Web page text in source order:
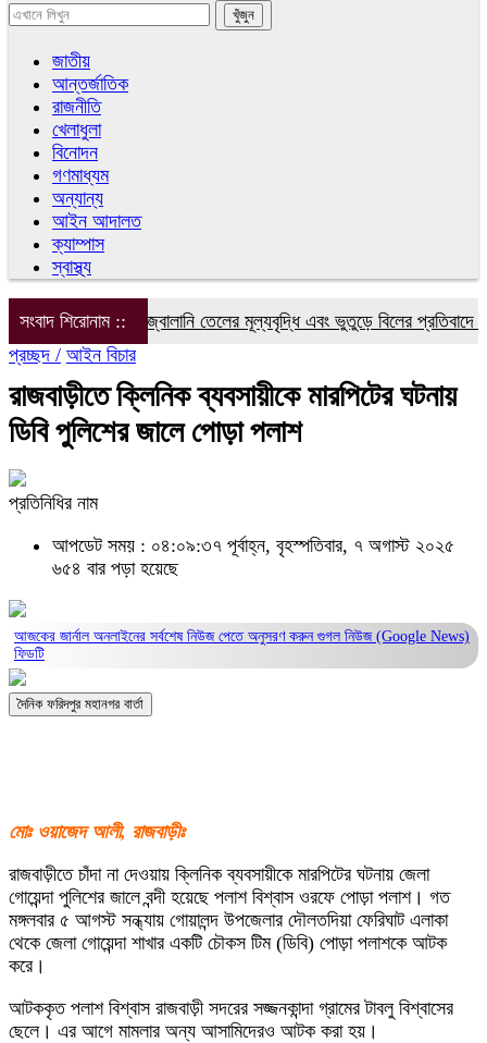
জাতীয়
আন্তর্জাতিক
রাজনীতি
খেলাধুলা
বিনোদন
গণমাধ্যম
অন্যান্য
আইন আদালত
ক্যাম্পাস
স্বাস্থ্য
সংবাদ শিরোনাম ::
বিদ্যুৎ, গ্যাস ও জ্বালানি তেলের মূল্যবৃদ্ধি এবং ভুতুড়ে বিলের প্রতিবাদে
প্রচ্ছদ / আইন বিচার
রাজবাড়ীতে ক্লিনিক ব্যবসায়ীকে মারপিটের ঘটনায়
ডিবি পুলিশের জালে পোড়া পলাশ
প্রতিনিধির নাম
আপডেট সময় : ০৪:০৯:৩৭ পূর্বাহ্ন, বৃহস্পতিবার, ৭ অগাস্ট ২০২৫
৬৫৪ বার পড়া হয়েছে
আজকের জার্নাল অনলাইনের সর্বশেষ নিউজ পেতে অনুসরণ করুন গুগল নিউজ (Google News)
ফিডটি
দৈনিক ফরিদপুর মহানগর বার্তা
মোঃ ওয়াজেদ আলী, রাজবাড়ীঃ
রাজবাড়ীতে চাঁদা না দেওয়ায় ক্লিনিক ব্যবসায়ীকে মারপিটের ঘটনায় জেলা
গোয়েন্দা পুলিশের জালে বন্দী হয়েছে পলাশ বিশ্বাস ওরফে পোড়া পলাশ। গত
মঙ্গলবার ৫ আগস্ট সন্ধ্যায় গোয়ালন্দ উপজেলার দৌলতদিয়া ফেরিঘাট এলাকা
থেকে জেলা গোয়েন্দা শাখার একটি চৌকস টিম (ডিবি) পোড়া পলাশকে আটক
করে।
আটককৃত পলাশ বিশ্বাস রাজবাড়ী সদরের সজ্জনকান্দা গ্রামের টাবলু বিশ্বাসের
ছেলে। এর আগে মামলার অন্য আসামিদেরও আটক করা হয়।